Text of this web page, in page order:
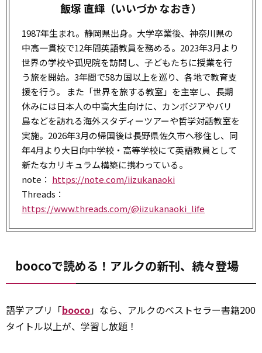
飯塚 直輝（いいづか なおき）
1987年生まれ。静岡県出身。大学卒業後、神奈川県の
中高一貫校で12年間英語教員を務める。2023年3月より
世界の学校や孤児院を訪問し、子どもたちに授業を行
う旅を開始。3年間で58カ国以上を巡り、各地で教育支
援を行う。 また「世界を旅する教室」を主宰し、長期
休みには日本人の中高大生向けに、カンボジアやバリ
島などを訪れる海外スタディーツアーや哲学対話教室を
実施。2026年3月の帰国後は長野県佐久市へ移住し、同
年4月より大日向中学校・高等学校にて英語教員として
新たなカリキュラム構築に携わっている。
note： https://note.com/iizukanaoki
Threads：
https://www.threads.com/@iizukanaoki_life
boocoで読める！アルクの新刊、続々登場
語学アプリ「booco」なら、アルクのベストセラー書籍200
タイトル以上が、学習し放題！